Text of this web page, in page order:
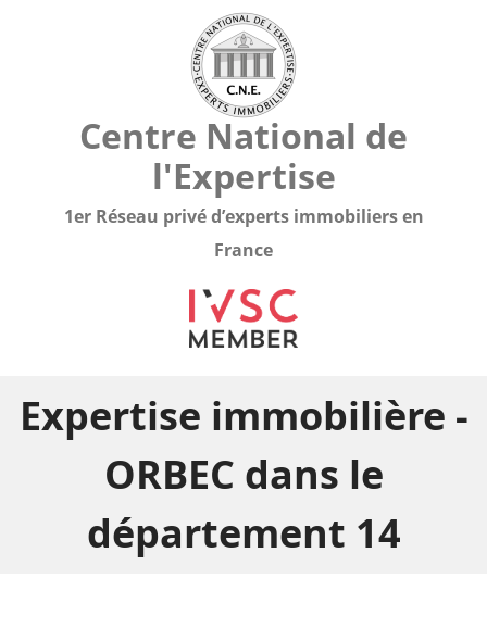
Centre National de
l'Expertise
1er Réseau privé d’experts immobiliers en
France
Expertise immobilière -
ORBEC dans le
département 14